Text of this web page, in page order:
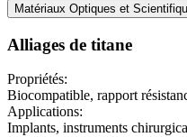
Matériaux Optiques et
Alliages de titane
Propriétés:
Biocompatible, rapport
Applications:
Implants, instruments